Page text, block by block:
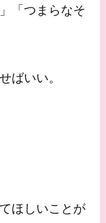
「つまらなそ
ばいい。
ほしいことが